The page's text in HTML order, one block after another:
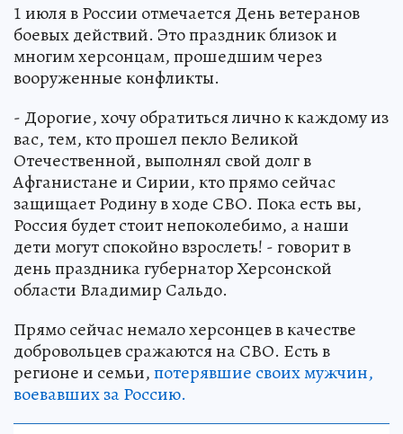
1 июля в России отмечается День ветеранов
боевых действий. Это праздник близок и
многим херсонцам, прошедшим через
вооруженные конфликты.
- Дорогие, хочу обратиться лично к каждому из
вас, тем, кто прошел пекло Великой
Отечественной, выполнял свой долг в
Афганистане и Сирии, кто прямо сейчас
защищает Родину в ходе СВО. Пока есть вы,
Россия будет стоит непоколебимо, а наши
дети могут спокойно взрослеть! - говорит в
день праздника губернатор Херсонской
области Владимир Сальдо.
Прямо сейчас немало херсонцев в качестве
добровольцев сражаются на СВО. Есть в
регионе и семьи,потерявшие своих мужчин,
воевавших за Россию.